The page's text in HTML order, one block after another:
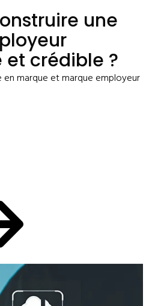
une
crédible ?
en marque et marque employeur